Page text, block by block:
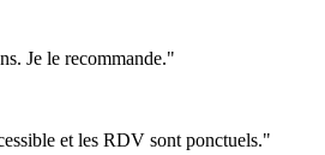
Je le recommande."
et les RDV sont ponctuels."